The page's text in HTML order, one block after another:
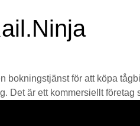
bokningstjänst för att köpa
Det är ett kommersiellt